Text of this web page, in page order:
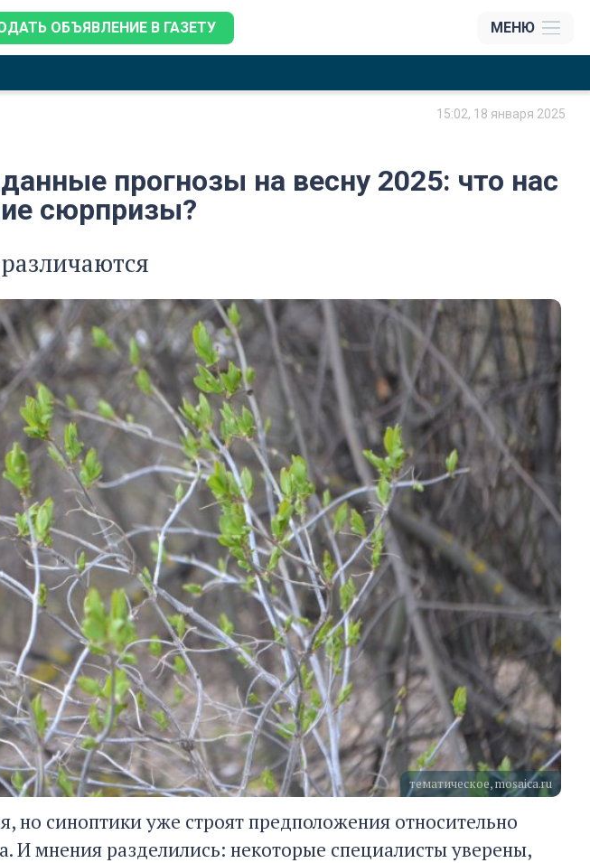
ОБЪЯВЛЕНИЕ В ГАЗЕТУ МЕНЮ
15:02, 18 января 2025
прогнозы на весну 2025: что нас
сюрпризы?
тематическое, mosaica.ru
но синоптики уже строят предположения относительно
И мнения разделились: некоторые специалисты уверены,